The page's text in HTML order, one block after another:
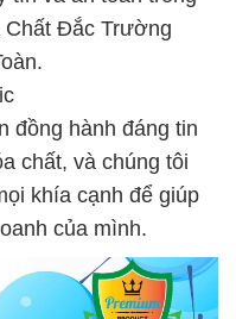
Chất Đắc Trường
đồng hành đáng tin
chất, và chúng tôi
khía cạnh để giúp
của mình.